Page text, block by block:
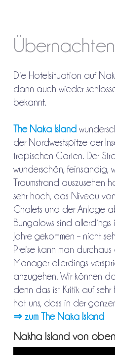
Übernachten
Die Hotelsituation auf
dann auch wieder
bekannt.
The Naka Island
der Nordwestspitze der
tropischen Garten. Der
wunderschön, feinsandig,
Traumstrand auszusehen
sehr hoch, das Niveau
Chalets und der Anlage
Bungalows sind
Jahre gekommen – nicht
Preise kann man
Manager allerdings
anzugehen. Wir können
denn das ist Kritik auf
hat uns, dass in der
⇒ zum The Naka Island
Nakha Island von oben